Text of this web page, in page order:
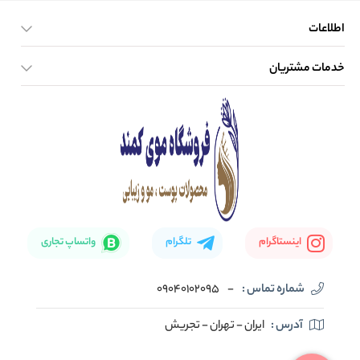
اطلاعات
صفحه اصلی
خدمات مشتریان
اینستاگرام تلگرام واتساپ تجاری
شماره تماس : -
09040102095
آدرس : ایران - تهران - تجریش